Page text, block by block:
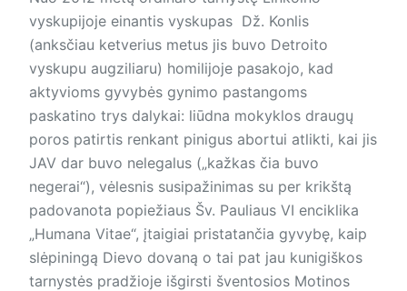
vyskupijoje einantis vyskupas Dž. Konlis
(anksčiau ketverius metus jis buvo Detroito
vyskupu augziliaru) homilijoje pasakojo, kad
aktyvioms gyvybės gynimo pastangoms
paskatino trys dalykai: liūdna mokyklos draugų
poros patirtis renkant pinigus abortui atlikti, kai jis
JAV dar buvo nelegalus („kažkas čia buvo
negerai“), vėlesnis susipažinimas su per krikštą
padovanota popiežiaus Šv. Pauliaus VI enciklika
„Humana Vitae“, įtaigiai pristatančia gyvybę, kaip
slėpiningą Dievo dovaną o tai pat jau kunigiškos
tarnystės pradžioje išgirsti šventosios Motinos